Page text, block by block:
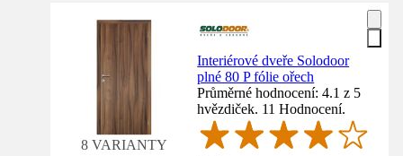
8 VARIANTY
Interiérové dveře Solodoor
plné 80 P fólie ořech
Průměrné hodnocení: 4.1 z 5
hvězdiček. 11 Hodnocení.